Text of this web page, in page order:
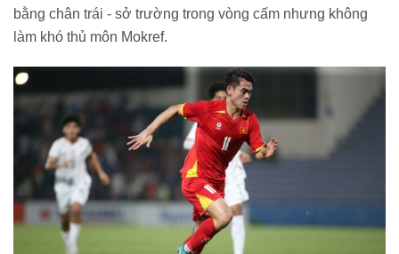
bằng chân trái - sở trường trong vòng cấm nhưng không
làm khó thủ môn Mokref.